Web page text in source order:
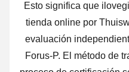
Esto significa que
tienda online por
evaluación
Forus-P. El método de